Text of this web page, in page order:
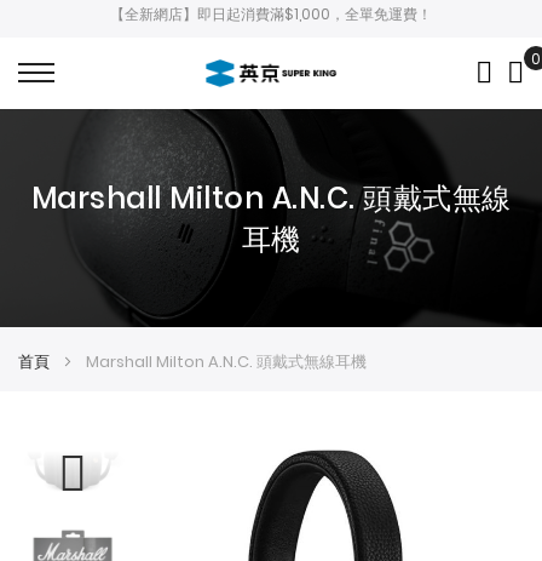
【全新網店】即日起消費滿$1,000，全單免運費！
0
Marshall Milton A.N.C. 頭戴式無線
耳機
首頁 Marshall Milton A.N.C. 頭戴式無線耳機
end
beginning